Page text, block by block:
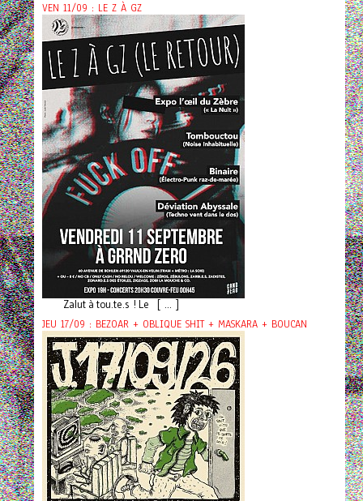
VEN 11/09 : LE Z À GZ
Zalut à tou.te.s ! Le [ ... ]
JEU 17/09 : BEZOAR + OBLIQUE SHIT + MASKARA + BOUCAN